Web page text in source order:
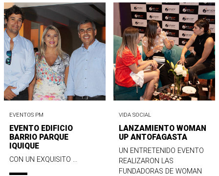
EVENTOS PM
EVENTO EDIFICIO
BARRIO PARQUE
IQUIQUE
CON UN EXQUISITO ...
VIDA SOCIAL
LANZAMIENTO WOMAN
UP ANTOFAGASTA
UN ENTRETENIDO EVENTO
REALIZARON LAS
FUNDADORAS DE WOMAN